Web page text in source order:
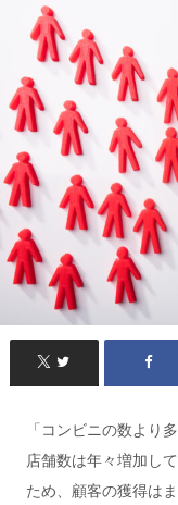
「コンビニの数より
店舗数は年々増加し
ため、顧客の獲得は